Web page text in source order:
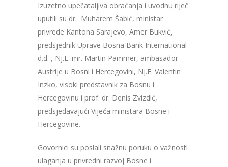
Izuzetno upečataljiva obraćanja i uvodnu riječ
uputili su dr. Muharem Šabić, ministar
privrede Kantona Sarajevo, Amer Bukvić,
predsjednik Uprave Bosna Bank International
d.d. , Nj.E. mr. Martin Pammer, ambasador
Austrije u Bosni i Hercegovini, Nj.E. Valentin
Inzko, visoki predstavnik za Bosnu i
Hercegovinu i prof. dr. Denis Zvizdić,
predsjedavajući Vijeća ministara Bosne i
Hercegovine.
Govornici su poslali snažnu poruku o važnosti
ulaganja u privredni razvoj Bosne i